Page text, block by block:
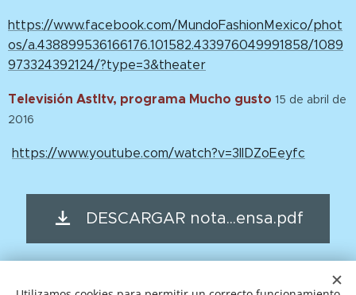
https://www.facebook.com/MundoFashionMexico/phot
os/a.438899536166176.101582.433976049991858/1089
973324392124/?type=3&theater
Televisión Astltv, programa Mucho gusto 15 de abril de
2016
https://www.youtube.com/watch?v=3IIDZoEeyfc
DESCARGAR nota...ensa.pdf